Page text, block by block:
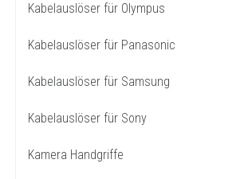
Kabelauslöser für Olympus
Kabelauslöser für Panasonic
Kabelauslöser für Samsung
Kabelauslöser für Sony
Kamera Handgriffe